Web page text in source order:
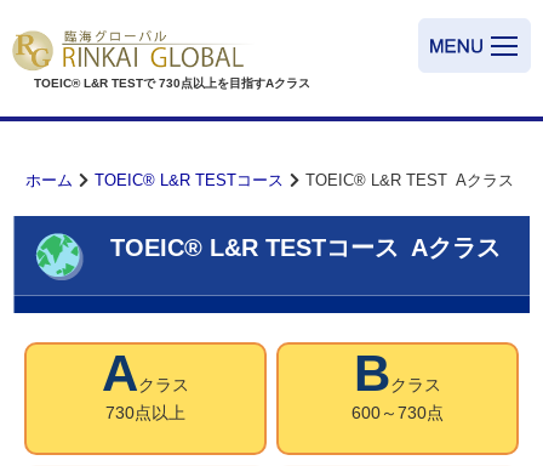
TOEIC® L&R TESTで730点以上を目指すAクラス
ホーム TOEIC® L&R TESTコース TOEIC® L&R TEST Aクラス
TOEIC® L&R TESTコース Aクラス
Aクラス
730点以上
Bクラス
600～730点